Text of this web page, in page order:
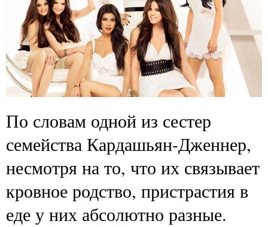
По словам одной из сестер
семейства Кардашьян-Дженнер,
несмотря на то, что их связывает
кровное родство, пристрастия в
еде у них абсолютно разные.